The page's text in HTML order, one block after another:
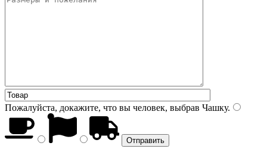
Пожалуйста, докажите, что вы человек, выбрав Чашку.